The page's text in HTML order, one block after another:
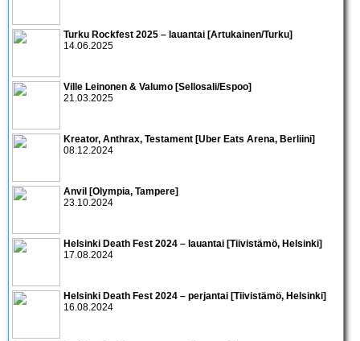
Turku Rockfest 2025 – lauantai [Artukainen/Turku]
14.06.2025
Ville Leinonen & Valumo [Sellosali/Espoo]
21.03.2025
Kreator, Anthrax, Testament [Uber Eats Arena, Berliini]
08.12.2024
Anvil [Olympia, Tampere]
23.10.2024
Helsinki Death Fest 2024 – lauantai [Tiivistämö, Helsinki]
17.08.2024
Helsinki Death Fest 2024 – perjantai [Tiivistämö, Helsinki]
16.08.2024